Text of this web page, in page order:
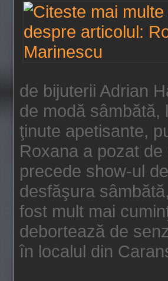
de bijuterii Adrian
de modă sâmbătă,
ţinute apetisante,
Roxana a pozat
precede show-ul
desfăşura
fost mult mai
debortează de
în localul din